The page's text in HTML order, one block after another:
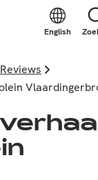
English
Reviews